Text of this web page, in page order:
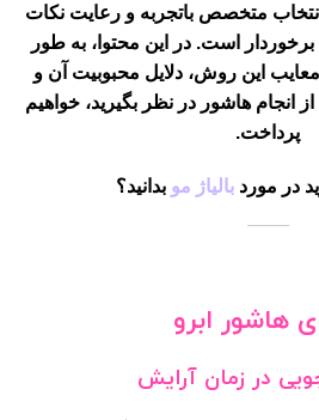
متخصص باتجربه و رعایت نکات
برخوردار است. در این محتوا، به طور
این روش، دلایل محبوبیت آن و
انجام هاشور در نظر بگیرید، خواهیم
پرداخت.
در مورد بالیاژ مو بدانید؟
هاشور ابرو
در زمان آرایش